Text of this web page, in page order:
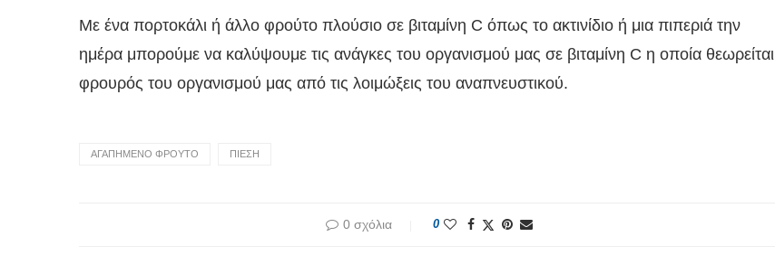
Με ένα πορτοκάλι ή άλλο φρούτο πλούσιο σε βιταμίνη C όπως το ακτινίδιο ή μια πιπεριά την
ημέρα μπορούμε να καλύψουμε τις ανάγκες του οργανισμού μας σε βιταμίνη C η οποία θεωρείται
φρουρός του οργανισμού μας από τις λοιμώξεις του αναπνευστικού.
AΓΑΠΗΜΕΝΟ ΦΡΟΥΤΟ ΠΙΕΣΗ
0 σχόλια 0